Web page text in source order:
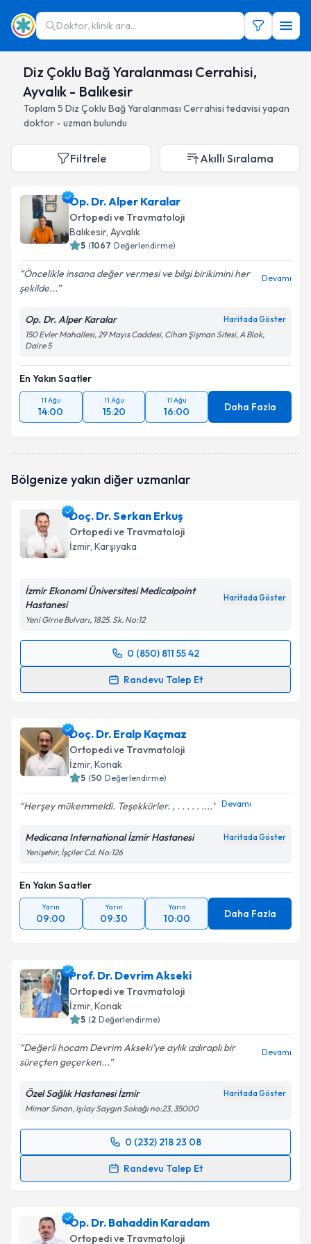
Doktor, klinik ara...
Diz Çoklu Bağ Yaralanması Cerrahisi,
Ayvalık - Balıkesir
Toplam 5 Diz Çoklu Bağ Yaralanması Cerrahisi tedavisi yapan
doktor - uzman bulundu
Filtrele Akıllı Sıralama
Op. Dr. Alper Karalar
Ortopedi ve Travmatoloji
Balıkesir, Ayvalık
5 (1067 Değerlendirme)
Öncelikle insana değer vermesi ve bilgi birikimini her
şekilde...
Devamı
Op. Dr. Alper Karalar Haritada Göster
150 Evler Mahallesi, 29 Mayıs Caddesi, Cihan Şişman Sitesi, A Blok,
Daire 5
En Yakın Saatler
11 Ağu
14:00
11 Ağu
15:20
11 Ağu
16:00 Daha Fazla
Bölgenize yakın diğer uzmanlar
Doç. Dr. Serkan Erkuş
Ortopedi ve Travmatoloji
İzmir, Karşıyaka
İzmir Ekonomi Üniversitesi Medicalpoint
Hastanesi
Haritada Göster
Yeni Girne Bulvarı, 1825. Sk. No:12
0 (850) 811 55 42
Randevu Talep Et
Randevu Takvimi Talebi
takvim hazırlandığında e-posta ile bilgilendireceğiz.
E-posta Adresiniz
Kişisel verilerimin işlenmesine ilişkin
Metni'ni okudum ve kişisel verilerimin belirtilen
kapsamda işlenmesini kabul ediyorum.
Takvim Talebini Gönder
Doç. Dr. Eralp Kaçmaz
Ortopedi ve Travmatoloji
İzmir, Konak
5 (50 Değerlendirme)
Herşey mükemmeldi. Teşekkürler. , . . . . . .... Devamı
Medicana International İzmir Hastanesi Haritada Göster
Yenişehir, İşçiler Cd. No:126
En Yakın Saatler
Yarın
09:00
Yarın
09:30
Yarın
10:00 Daha Fazla
Prof. Dr. Devrim Akseki
Ortopedi ve Travmatoloji
İzmir, Konak
5 (2 Değerlendirme)
Değerli hocam Devrim Akseki’ye aylık ızdıraplı bir
süreçten geçerken...
Devamı
Özel Sağlık Hastanesi İzmir Haritada Göster
Mimar Sinan, Işılay Saygın Sokağı no:23, 35000
0 (232) 218 23 08
Randevu Talep Et
Randevu Takvimi Talebi
takvim hazırlandığında e-posta ile bilgilendireceğiz.
Op. Dr. Bahaddin Karadam
Ortopedi ve Travmatoloji